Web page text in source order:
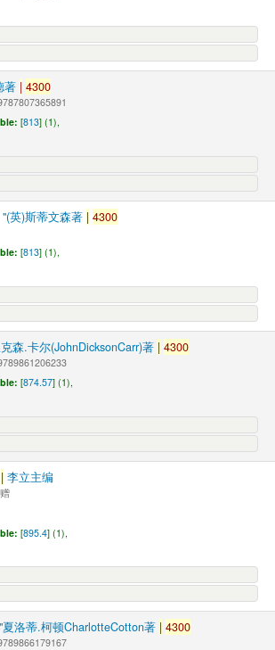
著 | 4300
[813] (1),
"(英)斯蒂文森著 | 4300
[813] (1),
森.卡尔(JohnDicksonCarr)著 | 4300
[874.57] (1),
| 李立主编
[895.4] (1),
"夏洛蒂.柯顿CharlotteCotton著 | 4300